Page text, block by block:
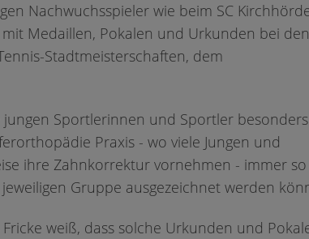
Liebe Patientinnen & Patienten,
aufgrund der hohen Nachfrage nach
können Sie alternativ einenfrüheren
Nachwuchsspieler wie beim SC
Medaillen, Pokalen und Urkunden bei den
Stadtmeisterschaften, dem
jungen Sportlerinnen und Sportler besonders
Praxis - wo viele Jungen und
ihre Zahnkorrektur vornehmen - immer
Gruppe ausgezeichnet werden
Fricke weiß, dass solche Urkunden und